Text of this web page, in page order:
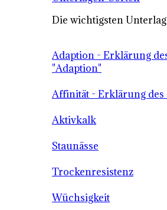
Die wichtigsten
Adaption - Erklärung
"Adaption"
Affinität - Erklärung
Aktivkalk
Staunässe
Trockenresistenz
Wüchsigkeit